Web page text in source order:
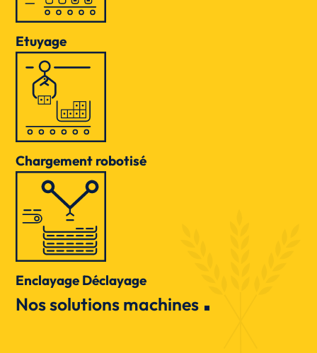
Nos solutions machines
Etuyage
Chargement robotisé
Enclayage Déclayage